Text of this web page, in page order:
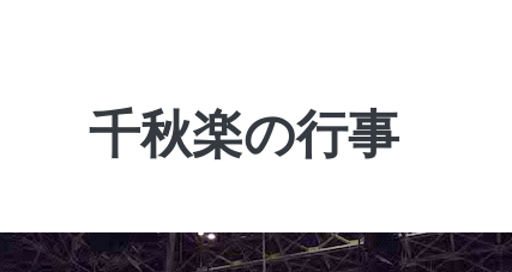
千秋楽の行事